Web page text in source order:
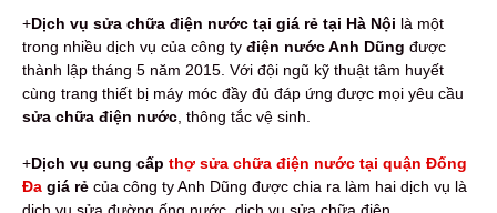
+Dịch vụ sửa chữa điện nước tại giá rẻ tại Hà Nội là một
trong nhiều dịch vụ của công ty điện nước Anh Dũng được
thành lập tháng 5 năm 2015. Với đội ngũ kỹ thuật tâm huyết
cùng trang thiết bị máy móc đầy đủ đáp ứng được mọi yêu cầu
sửa chữa điện nước , thông tắc vệ sinh.
+Dịch vụ cung cấp thợ sửa chữa điện nước tại quận Đống
Đa giá rẻ của công ty Anh Dũng được chia ra làm hai dịch vụ là